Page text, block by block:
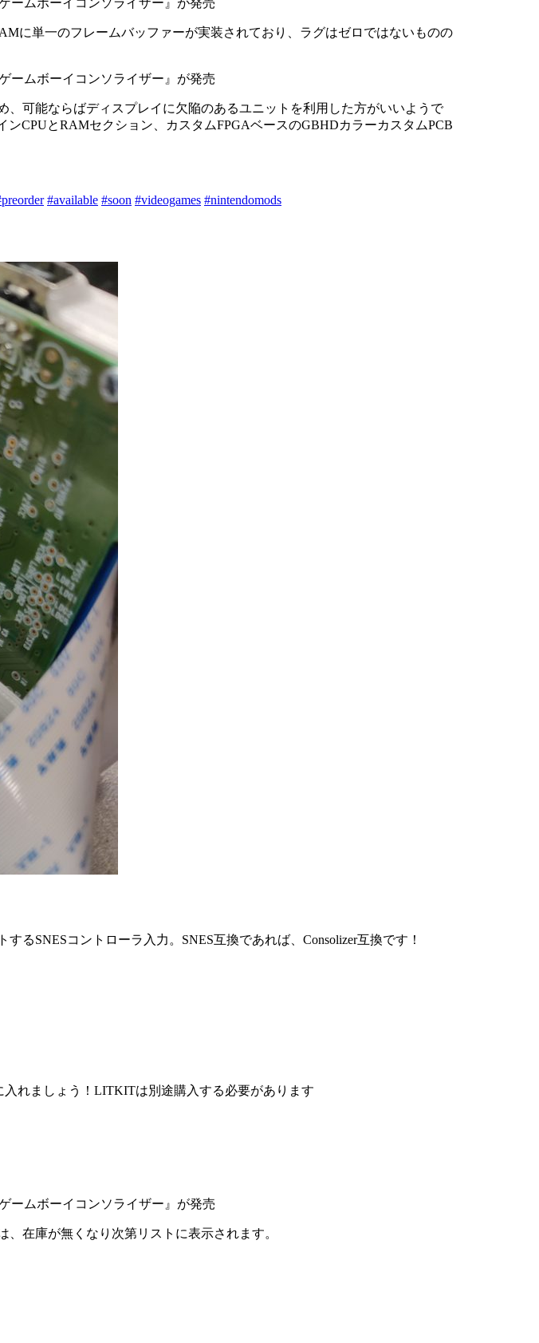
に単一のフレームバッファーが実装されており、ラグはゼロではないものの
可能ならばディスプレイに欠陥のあるユニットを利用した方がいいようで
CPUとRAMセクション、カスタムFPGAベースのGBHDカラーカスタムPCB
#available #soon #videogames #nintendomods
るSNESコントローラ入力。SNES互換であれば、Consolizer互換です！
れましょう！LITKITは別途購入する必要があります
在庫が無くなり次第リストに表示されます。